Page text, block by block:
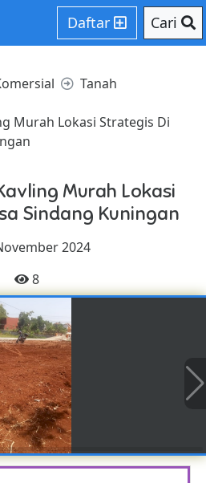
Daftar Cari
Tanah
Murah Lokasi Strategis Di
Murah Lokasi
Sindang Kuningan
2024
8